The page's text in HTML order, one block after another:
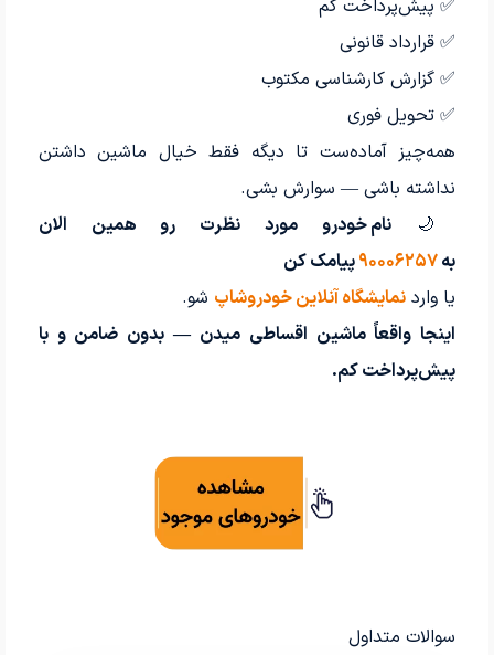
✅ پیش‌پرداخت کم
✅ قرارداد قانونی
✅ گزارش کارشناسی مکتوب
✅ تحویل فوری
همه‌چیز آماده‌ست تا دیگه فقط خیال ماشین داشتن
نداشته باشی — سوارش بشی.
🌙نام خودرو مورد نظرت رو همین الان
به۹۰۰۰۶۲۵۷پیامک کن
یا وارد نمایشگاه آنلاین خودروشاپ شو.
اینجا واقعاً ماشین اقساطی میدن — بدون ضامن و با
پیش‌پرداخت کم.
سوالات متداول